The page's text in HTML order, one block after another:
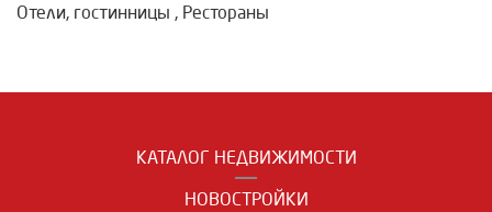
Отели, гостинницы , Рестораны
КАТАЛОГ НЕДВИЖИМОСТИ
НОВОСТРОЙКИ